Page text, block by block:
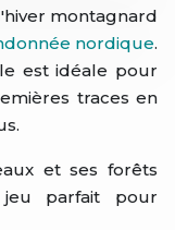
montagnard
nordique.
est idéale pour
traces en
et ses forêts
parfait pour